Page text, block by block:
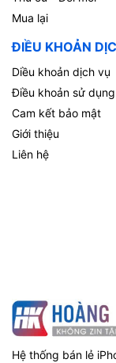
Mua lại
ĐIỀU KHOẢN
Diều khoản dịch vụ
Điều khoản sử dụng
Cam kết bảo mật
Giới thiệu
Liên hệ
Hệ thống bán lẻ